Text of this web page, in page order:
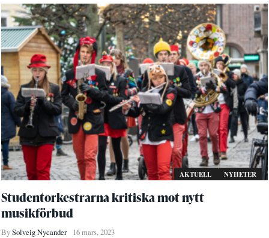
AKTUELL NYHETER
Studentorkestrarna kritiska mot nytt
musikförbud
BySolveig Nycander 16 mars, 2023